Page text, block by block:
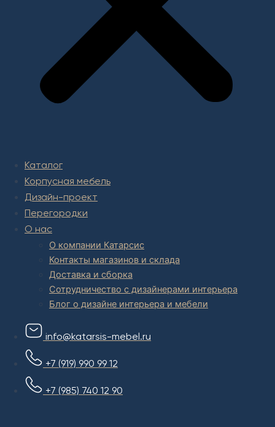
Каталог
Корпусная мебель
Дизайн-проект
Перегородки
О нас
О компании Катарсис
Контакты магазинов и склада
Доставка и сборка
Сотрудничество с дизайнерами интерьера
Блог о дизайне интерьера и мебели
info@katarsis-mebel.ru
+7 (919) 990 99 12
+7 (985) 740 12 90
В салоне мебели
есть и готовые товары, которые можем доставить уже сегодня,
корпусная мебель на заказ, включая кухни.